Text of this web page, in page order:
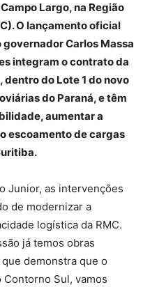
Largo, na Região
O lançamento oficial
Carlos Massa
integram o contrato da
do Lote 1 do novo
do Paraná, e têm
aumentar a
escoamento de cargas
Junior, as intervenções
de modernizar a
logística da RMC.
já temos obras
demonstra que o
Sul, vamos